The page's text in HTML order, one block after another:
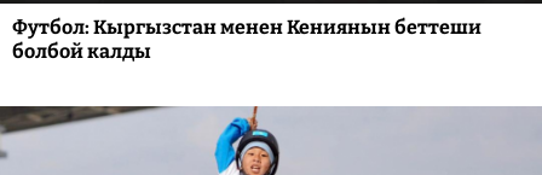
Футбол: Кыргызстан менен Кениянын беттеши
болбой калды